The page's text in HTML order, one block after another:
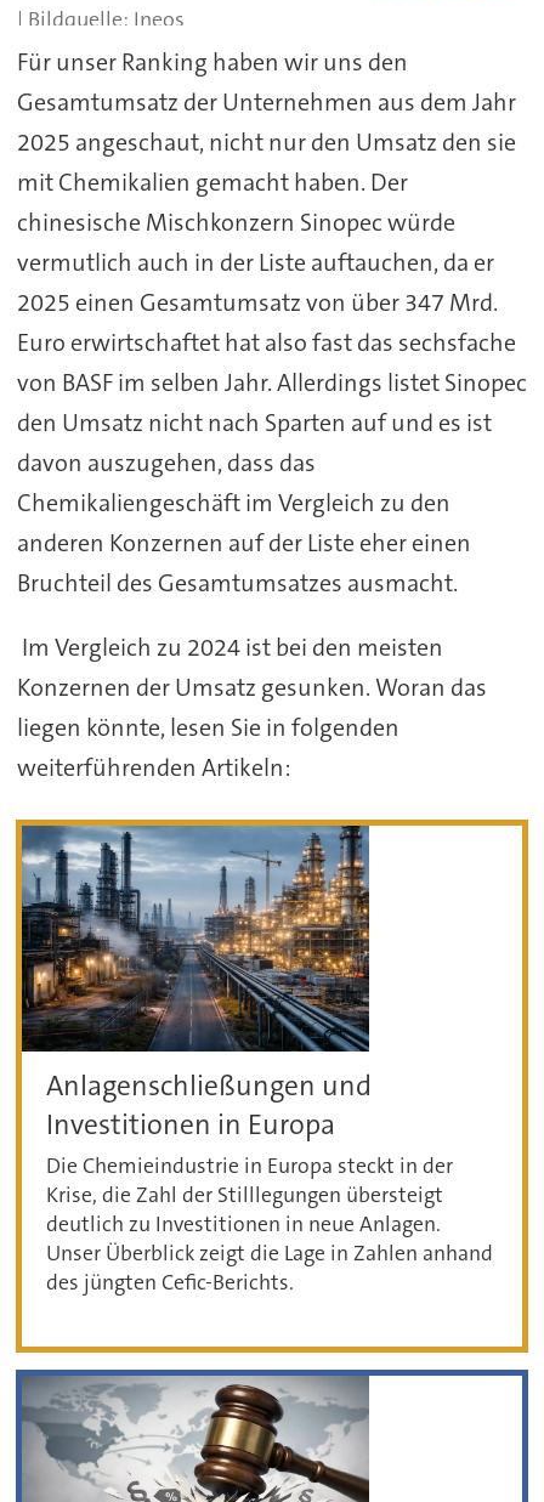
Ineos
Für unser Ranking haben wir uns den
Gesamtumsatz der Unternehmen aus dem Jahr
2025 angeschaut, nicht nur den Umsatz den sie
mit Chemikalien gemacht haben. Der
chinesische Mischkonzern Sinopec würde
vermutlich auch in der Liste auftauchen, da er
2025 einen Gesamtumsatz von über 347 Mrd.
Euro erwirtschaftet hat also fast das sechsfache
von BASF im selben Jahr. Allerdings listet Sinopec
den Umsatz nicht nach Sparten auf und es ist
davon auszugehen, dass das
Chemikaliengeschäft im Vergleich zu den
anderen Konzernen auf der Liste eher einen
Bruchteil des Gesamtumsatzes ausmacht.
Im Vergleich zu 2024 ist bei den meisten
Konzernen der Umsatz gesunken. Woran das
liegen könnte, lesen Sie in folgenden
weiterführenden Artikeln:
Anlagenschließungen und
Investitionen in Europa
Die Chemieindustrie in Europa steckt in der
Krise, die Zahl der Stilllegungen übersteigt
deutlich zu Investitionen in neue Anlagen.
Unser Überblick zeigt die Lage in Zahlen anhand
des jüngten Cefic-Berichts.